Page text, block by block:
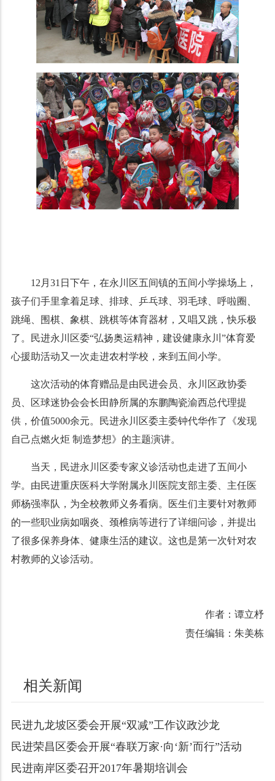
12月31日下午，在永川区五间镇的五间小学操场上，
孩子们手里拿着足球、排球、乒乓球、羽毛球、呼啦圈、
跳绳、围棋、象棋、跳棋等体育器材，又唱又跳，快乐极
了。民进永川区委“弘扬奥运精神，建设健康永川”体育爱
心援助活动又一次走进农村学校，来到五间小学。
这次活动的体育赠品是由民进会员、永川区政协委
员、区球迷协会会长田静所属的东鹏陶瓷渝西总代理提
供，价值5000余元。民进永川区委主委钟代华作了《发现
自己点燃火炬 制造梦想》的主题演讲。
当天，民进永川区委专家义诊活动也走进了五间小
学。由民进重庆医科大学附属永川医院支部主委、主任医
师杨强率队，为全校教师义务看病。医生们主要针对教师
的一些职业病如咽炎、颈椎病等进行了详细问诊，并提出
了很多保养身体、健康生活的建议。这也是第一次针对农
村教师的义诊活动。
作者：谭立杼
责任编辑：朱美栋
相关新闻
民进九龙坡区委会开展“双减”工作议政沙龙
民进荣昌区委会开展“春联万家·向‘新’而行”活动
民进南岸区委召开2017年暑期培训会